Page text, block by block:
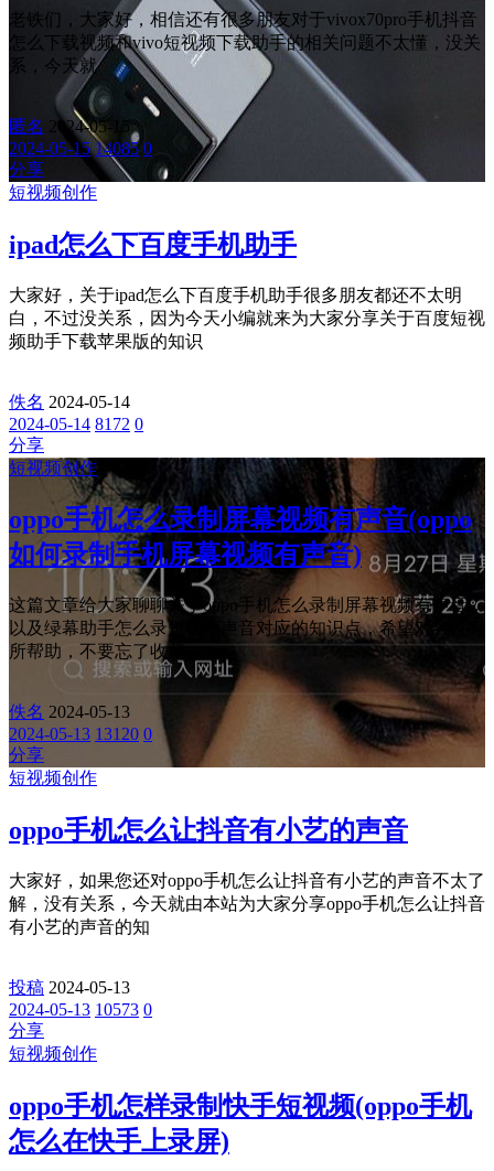
老铁们，大家好，相信还有很多朋友对于vivox70pro手机抖音
怎么下载视频和vivo短视频下载助手的相关问题不太懂，没关
系，今天就
匿名 2024-05-15
2024-05-15 14085 0
分享
短视频创作
ipad怎么下百度手机助手
大家好，关于ipad怎么下百度手机助手很多朋友都还不太明
白，不过没关系，因为今天小编就来为大家分享关于百度短视
频助手下载苹果版的知识
佚名 2024-05-14
2024-05-14 8172 0
分享
短视频创作
oppo手机怎么录制屏幕视频有声音(oppo
如何录制手机屏幕视频有声音)
这篇文章给大家聊聊关于oppo手机怎么录制屏幕视频有声音，
以及绿幕助手怎么录短视频声音对应的知识点，希望对各位有
所帮助，不要忘了收藏
佚名 2024-05-13
2024-05-13 13120 0
分享
短视频创作
oppo手机怎么让抖音有小艺的声音
大家好，如果您还对oppo手机怎么让抖音有小艺的声音不太了
解，没有关系，今天就由本站为大家分享oppo手机怎么让抖音
有小艺的声音的知
投稿 2024-05-13
2024-05-13 10573 0
分享
短视频创作
oppo手机怎样录制快手短视频(oppo手机
怎么在快手上录屏)